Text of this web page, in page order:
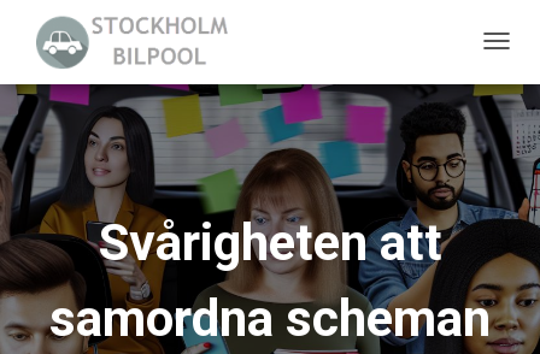
L
Å
P
Å
/
N
A
Svårigheten att
samordna scheman